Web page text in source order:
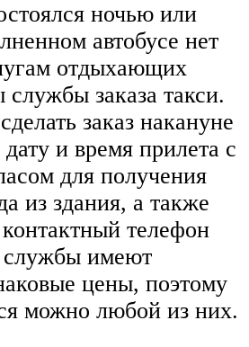
ночью или
автобусе нет
отдыхающих
службы заказа такси.
заказ накануне
и время прилета с
для получения
из здания, а также
телефон
службы имеют
цены, поэтому
можно любой из них.